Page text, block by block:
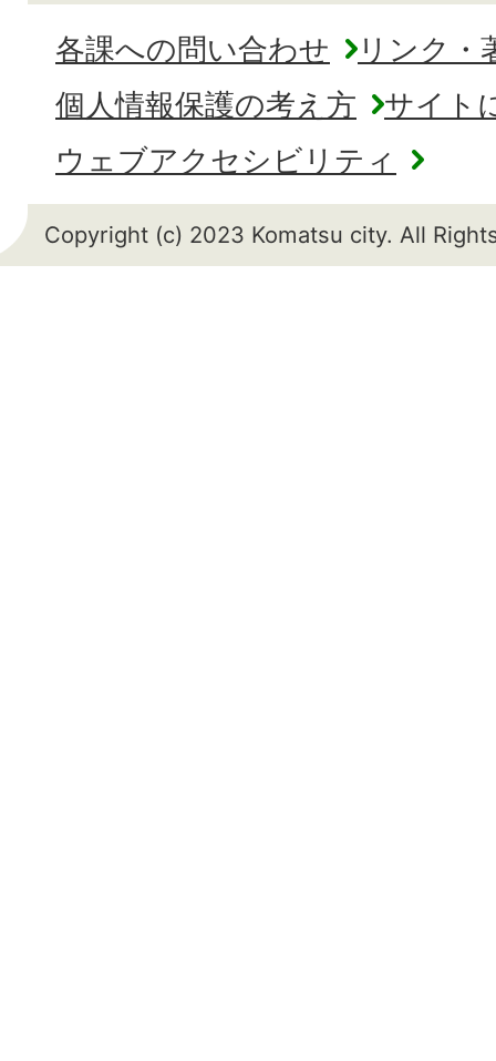
各課への問い合わせ
リンク・
個人情報保護の考え方
サイト
ウェブアクセシビリティ
Copyright (c) 2023 Komatsu city. All